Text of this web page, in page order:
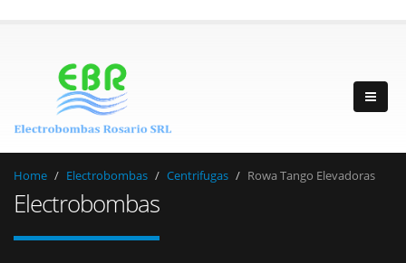
Home Electrobombas Centrifugas Rowa Tango Elevadoras
Electrobombas